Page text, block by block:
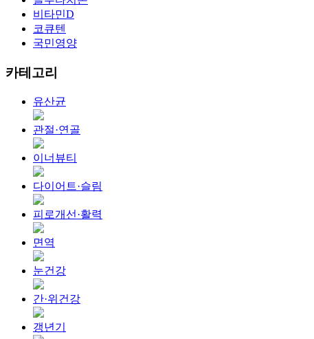
비타민D
코큐텐
국민영양
카테고리
유산균
관절·연골
이너뷰티
다이어트·슬림
피로개선·활력
면역
눈건강
간·위건강
갱년기